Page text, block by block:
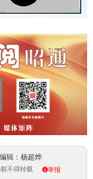
辑：杨超烨
不得转载 举报